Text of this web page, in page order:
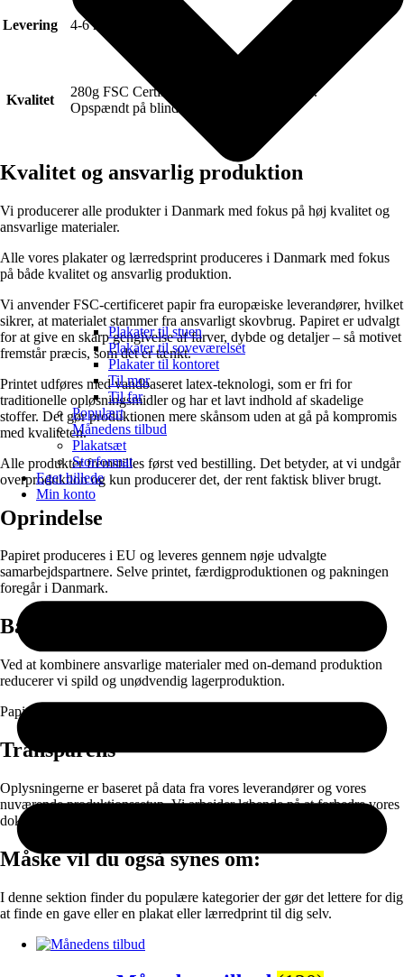
Plakater til stuen
Plakater til soveværelset
Plakater til kontoret
Til mor
Til far
Populært
Månedens tilbud
Plakatsæt
Storformat
Eget billede
Min konto
Levering 4-6 hverdage.
Kvalitet
280g FSC Certificeret Art canvas (Lærred).
Opspændt på blindramme.
Kvalitet og ansvarlig produktion
Vi producerer alle produkter i Danmark med fokus på høj kvalitet og
ansvarlige materialer.
Alle vores plakater og lærredsprint produceres i Danmark med fokus
på både kvalitet og ansvarlig produktion.
Vi anvender FSC-certificeret papir fra europæiske leverandører, hvilket
sikrer, at materialet stammer fra ansvarligt skovbrug. Papiret er udvalgt
for at give en skarp gengivelse af farver, dybde og detaljer – så motivet
fremstår præcis, som det er tænkt.
Printet udføres med vandbaseret latex-teknologi, som er fri for
traditionelle opløsningsmidler og har et lavt indhold af skadelige
stoffer. Det gør produktionen mere skånsom uden at gå på kompromis
med kvaliteten.
Alle produkter fremstilles først ved bestilling. Det betyder, at vi undgår
overproduktion og kun producerer det, der rent faktisk bliver brugt.
Oprindelse
Papiret produceres i EU og leveres gennem nøje udvalgte
samarbejdspartnere. Selve printet, færdigproduktionen og pakningen
foregår i Danmark.
Bæredygtighed
Ved at kombinere ansvarlige materialer med on-demand produktion
reducerer vi spild og unødvendig lagerproduktion.
Papir og emballage kan sorteres til genanvendelse efter brug.
Transparens
Oplysningerne er baseret på data fra vores leverandører og vores
nuværende produktionssetup. Vi arbejder løbende på at forbedre vores
dokumentation og materialevalg.
Måske vil du også synes om:
I denne sektion finder du populære kategorier der gør det lettere for dig
at finde en gave eller en plakat eller lærredprint til dig selv.